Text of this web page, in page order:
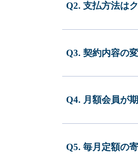
Q2. 支払方法は
Q3. 契約内容の
Q4. 月額会員が
Q5. 毎月定額の